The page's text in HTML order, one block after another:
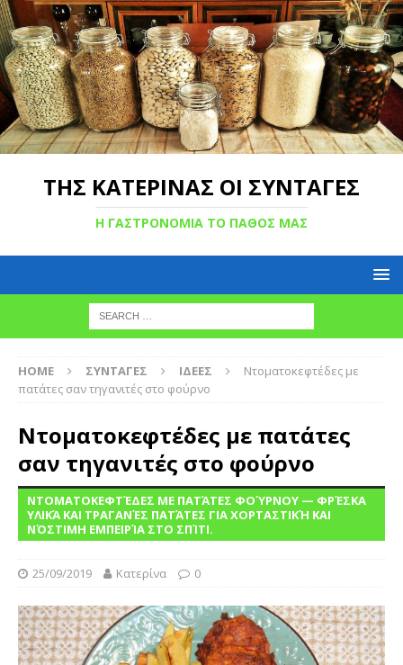
ΤΗΣ ΚΑΤΕΡΙΝΑΣ ΟΙ ΣΥΝΤΑΓΕΣ
Η ΓΑΣΤΡΟΝΟΜΙΑ ΤΟ ΠΑΘΟΣ ΜΑΣ
HOME ΣΥΝΤΑΓΕΣ ΙΔΕΕΣ
Ντοματοκεφτέδες με
πατάτες σαν τηγανιτές στο φούρνο
Ντοματοκεφτέδες με πατάτες
σαν τηγανιτές στο φούρνο
ΝΤΟΜΑΤΟΚΕΦΤΈΔΕΣ ΜΕ ΠΑΤΆΤΕΣ ΦΟΎΡΝΟΥ — ΦΡΈΣΚΑ
ΥΛΙΚΆ ΚΑΙ ΤΡΑΓΑΝΈΣ ΠΑΤΆΤΕΣ ΓΙΑ ΧΟΡΤΑΣΤΙΚΉ ΚΑΙ
ΝΌΣΤΙΜΗ ΕΜΠΕΙΡΊΑ ΣΤΟ ΣΠΊΤΙ.
25/09/2019 Κατερίνα 0